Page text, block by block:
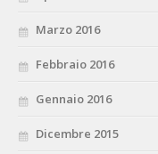
Marzo 2016
Febbraio 2016
Gennaio 2016
Dicembre 2015